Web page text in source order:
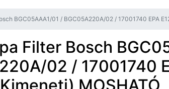
BGC05AAA1/01 / BGC05A220A/02 / 17001740 EPA
Filter Bosch
02 / 17001740